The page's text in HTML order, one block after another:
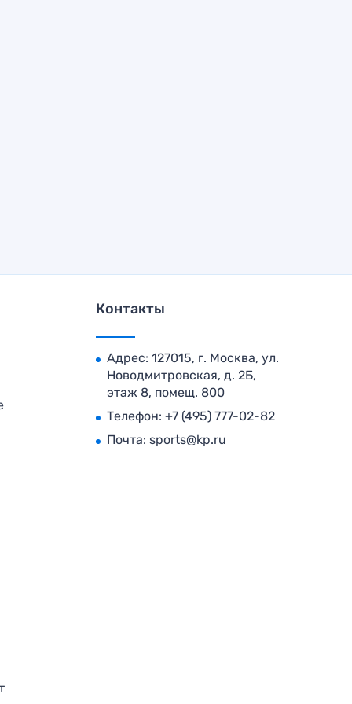
Контакты
Адрес: 127015, г. Москва, ул.
Новодмитровская, д. 2Б,
этаж 8, помещ. 800
Телефон: +7 (495) 777-02-82
Почта: sports@kp.ru